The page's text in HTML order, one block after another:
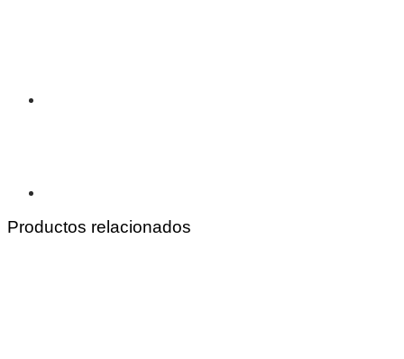
Productos relacionados